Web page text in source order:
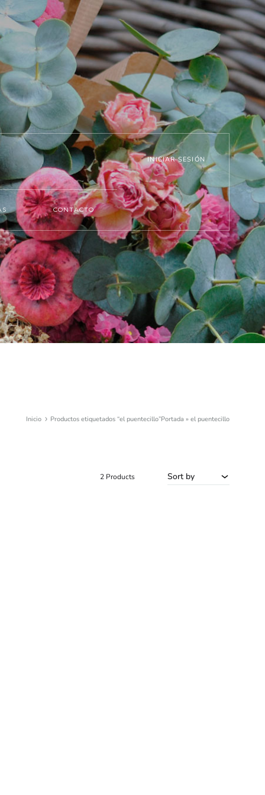
INICIAR SESIÓN
CONTACTO
Portada » el puentecillo
Inicio Productos etiquetados “el puentecillo”
Sort by
2 Products